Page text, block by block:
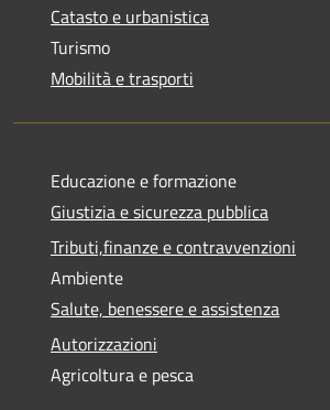
Catasto e urbanistica
Turismo
Mobilità e trasporti
Educazione e formazione
Giustizia e sicurezza pubblica
Tributi,finanze e contravvenzioni
Ambiente
Salute, benessere e assistenza
Autorizzazioni
Agricoltura e pesca